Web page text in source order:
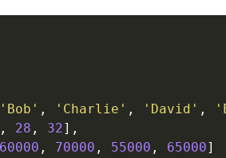
'Bob' , 'Charlie' , 'David' ,
, 28 , 32] ,
60000 , 70000 , 55000 , 65000]